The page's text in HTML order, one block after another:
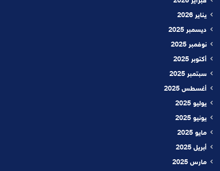
يناير 2026
ديسمبر 2025
نوفمبر 2025
أكتوبر 2025
سبتمبر 2025
أغسطس 2025
يوليو 2025
يونيو 2025
مايو 2025
أبريل 2025
مارس 2025